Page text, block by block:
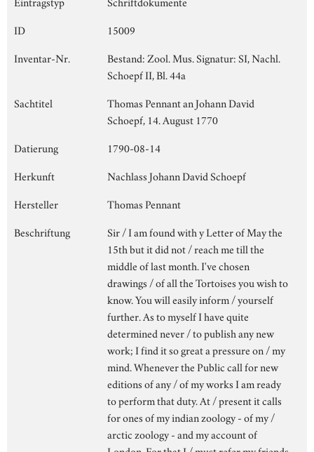
ID
15009
Inventar-Nr.
Bestand: Zool. Mus. Signatur: SI, Nachl.
Schoepf II, Bl. 44a
Sachtitel
Thomas Pennant an Johann David
Schoepf, 14. August 1770
Datierung
1790-08-14
Herkunft
Nachlass Johann David Schoepf
Hersteller
Thomas Pennant
Beschriftung
Sir / I am found with y Letter of May the
15th but it did not / reach me till the
middle of last month. I've chosen
drawings / of all the Tortoises you wish to
know. You will easily inform / yourself
further. As to myself I have quite
determined never / to publish any new
work; I find it so great a pressure on / my
mind. Whenever the Public call for new
editions of any / of my works I am ready
to perform that duty. At / present it calls
for ones of my indian zoology - of my /
arctic zoology - and my account of